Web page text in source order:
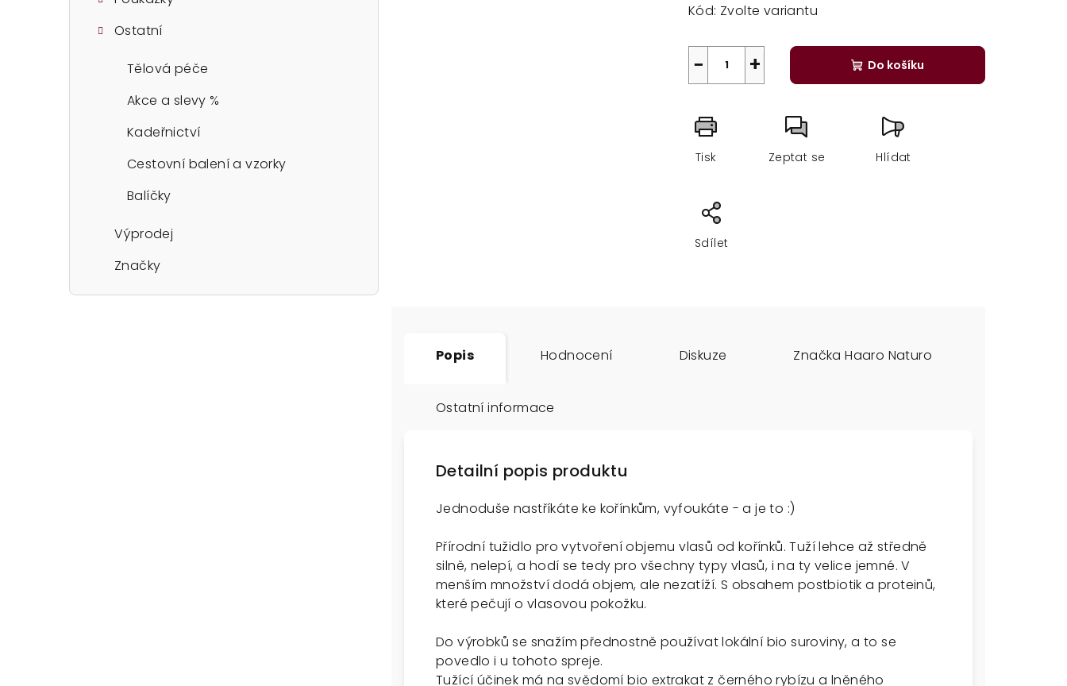
Ostatní
Tělová péče
Akce a slevy %
Kadeřnictví
Cestovní balení a vzorky
Balíčky
Výprodej
Značky
Kód: Zvolte variantu
+
− Do košíku
Tisk Zeptat se Hlídat
Sdílet
Popis Hodnocení Diskuze Značka Haaro Naturo
Ostatní informace
Detailní popis produktu
Jednoduše nastříkáte ke kořínkům, vyfoukáte - a je to :)
Přírodní tužidlo pro vytvoření objemu vlasů od kořínků. Tuží lehce až středně
silně, nelepí, a hodí se tedy pro všechny typy vlasů, i na ty velice jemné. V
menším množství dodá objem, ale nezatíží. S obsahem postbiotik a proteinů,
které pečují o vlasovou pokožku.
Do výrobků se snažím přednostně používatlokální bio suroviny, a to se
povedlo i u tohoto spreje.
Tužící účinek má na svědomí bio extrakat z černého rybízu a lněného